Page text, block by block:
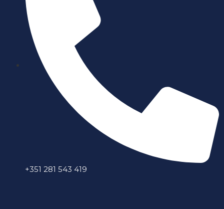
+351 281 543 419